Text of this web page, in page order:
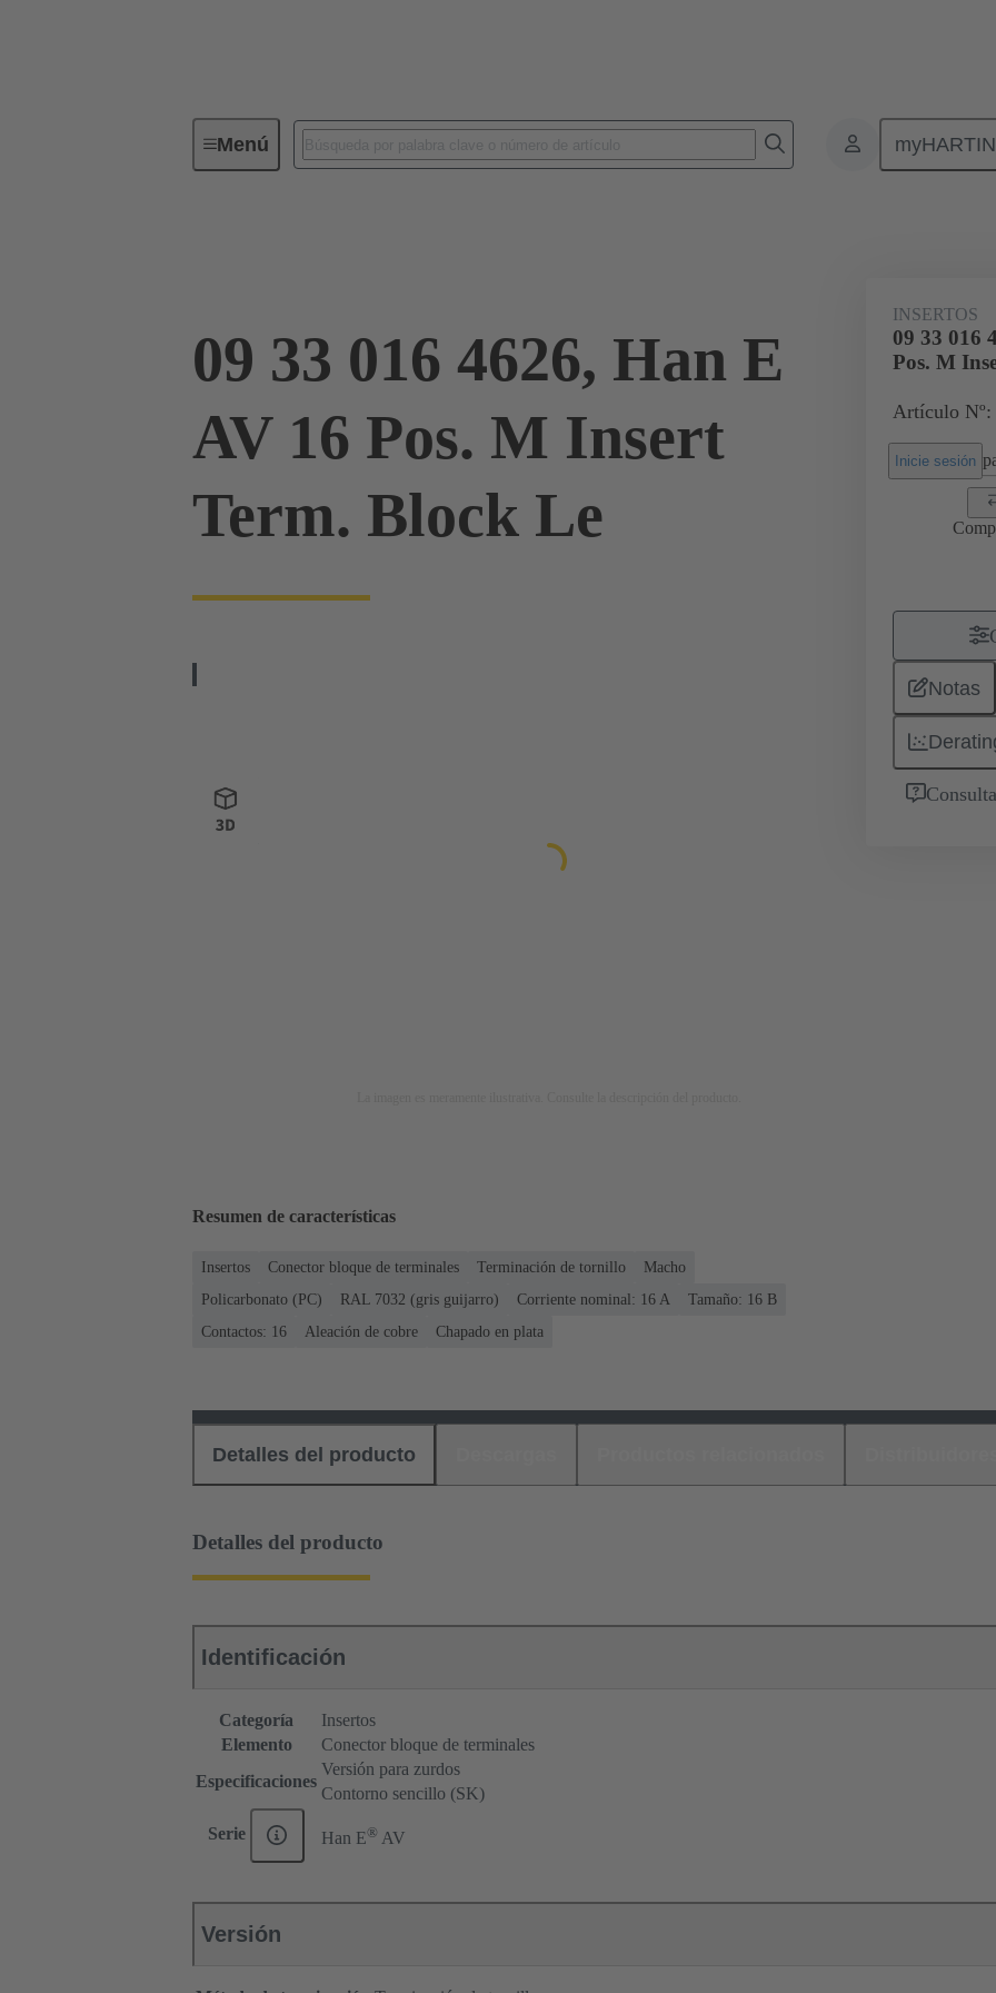
MenúConectores industriales / Han® Aislantes monobloque
09 33 016 4626, Han E
AV 16 Pos. M Insert
Term. Block Le
INSERTOS
09 33 016
Pos. M
Artículo Nº:
Inicie sesión
Notas
Resumen de características
Insertos Conector bloque de terminales Terminación de tornillo
Macho
Policarbonato (PC)
RAL 7032 (gris guijarro) Corriente nominal: ‌16 A
Tamaño: 16 B
Contactos: 16
Aleación de cobre Chapado en plata
Detalles del producto
Detalles del producto
Identificación
Categoría
Insertos
Elemento
Conector bloque de terminales
Especificaciones
Versión para zurdos
Contorno sencillo (SK)
Serie Han E® AV
Versión